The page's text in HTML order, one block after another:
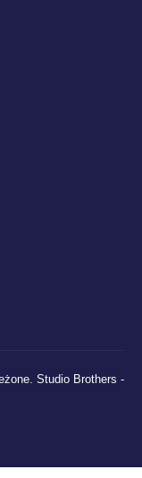
Studio Brothers -